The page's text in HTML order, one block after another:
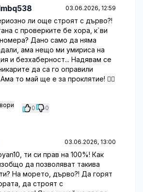
03.06.2026, 12:59
ли още строят с дърво?!
с проверките бе хора, к`ви
Дано само да няма
ама нещо ми умириса на
и безхаберност... Надявам се
да са го оправили
то май ще е за проклятие! 🤦‍♀️
0 0
03.06.2026, 13:00
ти си прав на 100%! Как
да позволяват такива
На морето, дърво?! Да горят
да строят с